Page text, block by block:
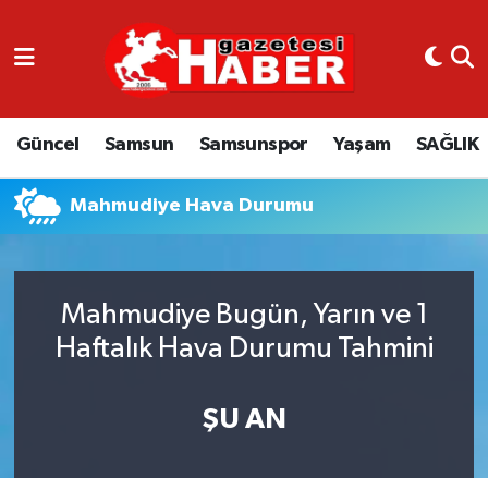
Güncel Samsun Samsunspor Yaşam SAĞLIK
Mahmudiye Hava Durumu
Mahmudiye Bugün, Yarın ve 1
Haftalık Hava Durumu Tahmini
ŞU AN
GÜNCEL
SAMSUN
YAŞAM